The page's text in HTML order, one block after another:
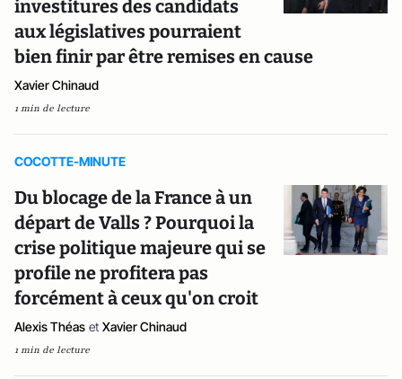
investitures des candidats
aux législatives pourraient
bien finir par être remises en cause
Xavier Chinaud
1 min de lecture
COCOTTE-MINUTE
Du blocage de la France à un
départ de Valls ? Pourquoi la
crise politique majeure qui se
profile ne profitera pas
forcément à ceux qu'on croit
Alexis Théas et Xavier Chinaud
1 min de lecture